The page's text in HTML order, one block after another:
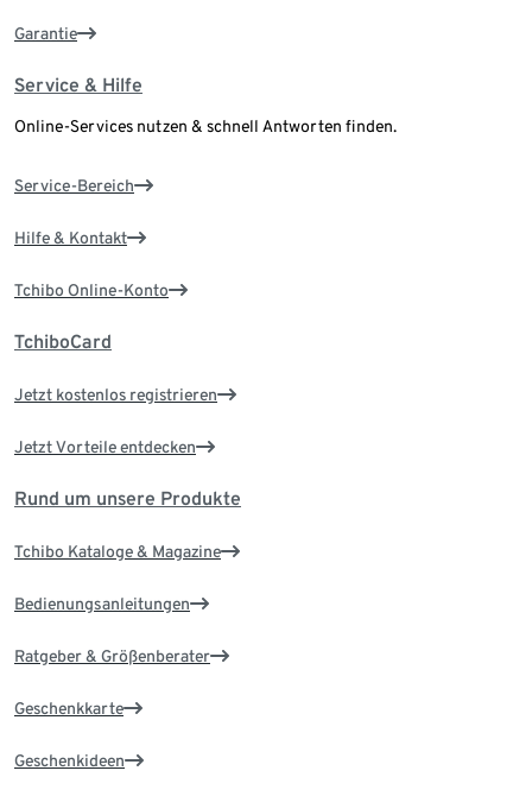
Garantie
Service & Hilfe
Online-Services nutzen & schnell Antworten finden.
Service-Bereich
Hilfe & Kontakt
Tchibo Online-Konto
TchiboCard
Jetzt kostenlos registrieren
Jetzt Vorteile entdecken
Rund um unsere Produkte
Tchibo Kataloge & Magazine
Bedienungsanleitungen
Ratgeber & Größenberater
Geschenkkarte
Geschenkideen